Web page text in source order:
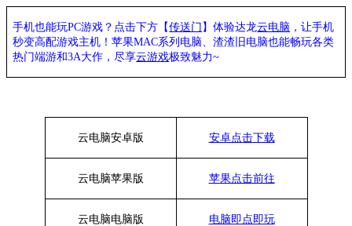
手机也能玩PC游戏？点击下方【传送门 】体验达龙云电脑 ，让手机
秒变高配游戏主机 ！苹果MAC系列电脑、渣渣旧电脑也能畅玩各类
热门端游和3A大作， 尽享云游戏极致魅力~
云电脑安卓版 安卓点击下载
云电脑苹果版 苹果点击前往
云电脑电脑版 电脑即点即玩